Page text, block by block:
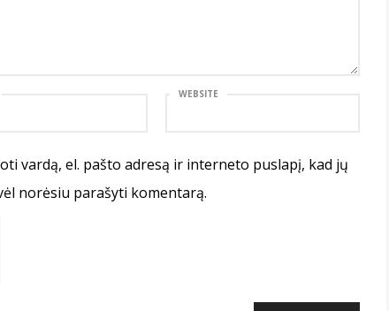
WEBSITE
vardą, el. pašto adresą ir interneto puslapį, kad jų
norėsiu parašyti komentarą.